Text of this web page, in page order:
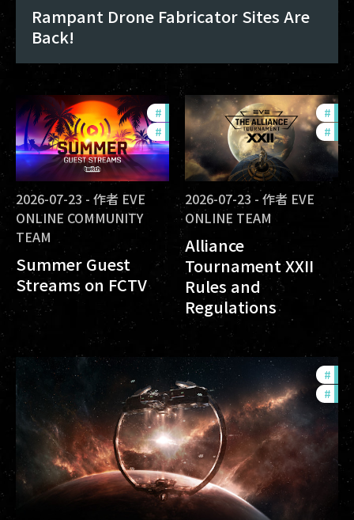
Rampant Drone Fabricator Sites Are
Back!
# ccptv
# community
2026-07-23 - 作者 EVE
ONLINE COMMUNITY
TEAM
Summer Guest
Streams on FCTV
#
#
2026-07-23 - 作者 EVE
ONLINE TEAM
Alliance
Tournament XXII
Rules and
Regulations
#
#